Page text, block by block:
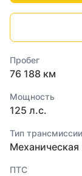
Пробег
76 188 км
Мощность
125 л.с.
Тип трансмиссии
Механическая
ПТС